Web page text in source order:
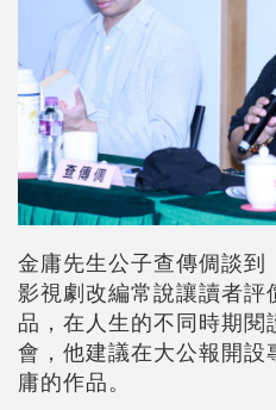
金庸先生公子查傳倜談到
影視劇改編常說讓讀者
品，在人生的不同時期
會，他建議在大公報開設
庸的作品。